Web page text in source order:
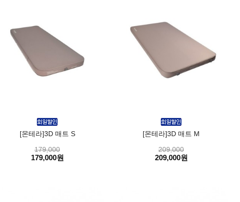
[몬테라]3D 매트 S
179,000
179,000원
[몬테라]3D 매트 M
209,000
209,000원